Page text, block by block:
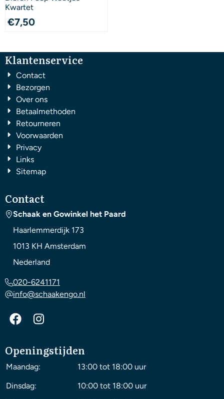
Kwartet
€7,50
Klantenservice
Contact
Bezorgen
Over ons
Betaalmethoden
Retourneren
Voorwaarden
Privacy
Links
Sitemap
Contact
Schaak en Gowinkel het Paard
Haarlemmerdijk 173
1013 KH Amsterdam
Nederland
020-6241171
info@schaakengo.nl
Openingstijden
Maandag:
13:00 tot 18:00 uur
Dinsdag:
10:00 tot 18:00 uur